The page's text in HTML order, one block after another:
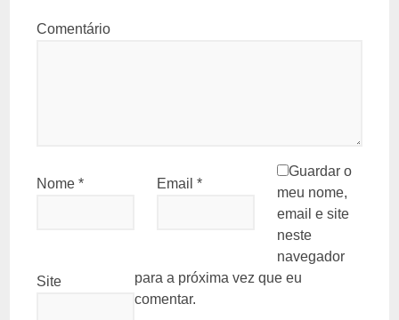
Comentário
Nome* Email *
Site
Guardar o
meu nome,
email e site
neste
navegador
para a próxima vez que eu
comentar.